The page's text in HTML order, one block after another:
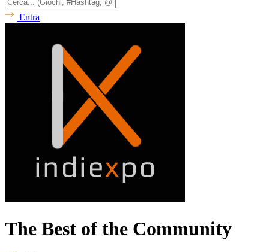
Entra
The Best of the Community